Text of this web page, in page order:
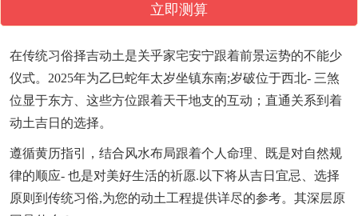
立即测算
在传统习俗择吉动土是关乎家宅安宁跟着前景运势的不能少
仪式。2025年为乙巳蛇年太岁坐镇东南;岁破位于西北- 三煞
位显于东方、这些方位跟着天干地支的互动；直通关系到着
动土吉日的选择。
遵循黄历指引，结合风水布局跟着个人命理、既是对自然规
律的顺应- 也是对美好生活的祈愿.以下将从吉日宜忌、选择
原则到传统习俗,为您的动土工程提供详尽的参考。其深层原